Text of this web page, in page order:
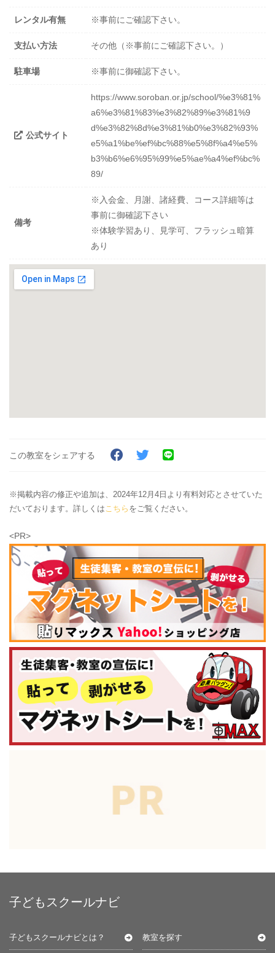
レンタル有無 ※事前にご確認下さい。
支払い方法 その他（※事前にご確認下さい。）
駐車場 ※事前に御確認下さい。
公式サイト
https://www.soroban.or.jp/school/%e3%81%
a6%e3%81%83%e3%82%89%e3%81%9
d%e3%82%8d%e3%81%b0%e3%82%93%
e5%a1%be%ef%bc%88%e5%8f%a4%e5%
b3%b6%e6%95%99%e5%ae%a4%ef%bc%
89/
備考
※入会金、月謝、諸経費、コース詳細等は
事前に御確認下さい
※体験学習あり、見学可、フラッシュ暗算
あり
この教室をシェアする
※掲載内容の修正や追加は、2024年12月4日より有料対応とさせていた
だいております。詳しくは こちら をご覧ください。
<PR>
子どもスクールナビ
子どもスクールナビとは？ 教室を探す